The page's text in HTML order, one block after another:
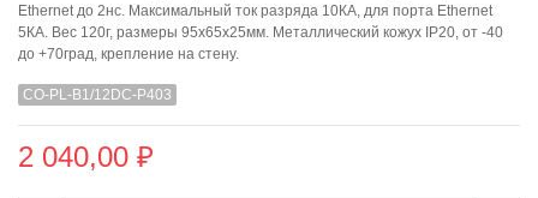
Ethernet до 2нс. Максимальный ток разряда 10КА, для порта Ethernet
5КА. Вес 120г, размеры 95х65х25мм. Металлический кожух IP20, от -40
до +70град, крепление на стену.
CO-PL-B1/12DC-P403
2 040,00 ₽